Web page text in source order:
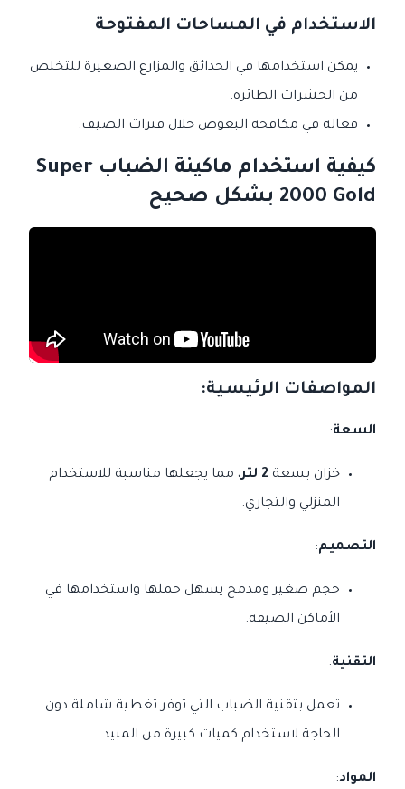
الاستخدام في المساحات المفتوحة
يمكن استخدامها في الحدائق والمزارع الصغيرة للتخلص
من الحشرات الطائرة.
فعالة في مكافحة البعوض خلال فترات الصيف.
كيفية استخدام ماكينة الضباب Super
2000 Gold بشكل صحيح
المواصفات الرئيسية:
السعة:
خزان بسعة 2 لتر
، مما يجعلها مناسبة للاستخدام
المنزلي والتجاري.
التصميم:
حجم صغير ومدمج يسهل حملها واستخدامها في
الأماكن الضيقة.
التقنية:
تعمل بتقنية الضباب التي توفر تغطية شاملة دون
الحاجة لاستخدام كميات كبيرة من المبيد.
المواد: